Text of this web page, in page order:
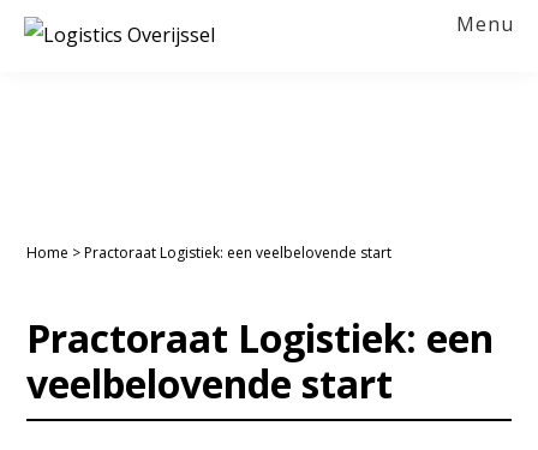
Spring
Door
Spring
Spring
Menu
Home >Practoraat Logistiek: een veelbelovende start
Practoraat Logistiek: een
veelbelovende start